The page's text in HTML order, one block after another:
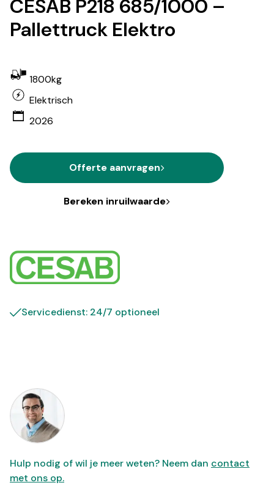
CESAB P218 685/1000 –
Pallettruck Elektro
1800kg
Elektrisch
2026
Offerte aanvragen
Bereken inruilwaarde
Servicedienst: 24/7 optioneel
Hulp nodig of wil je meer weten? Neem dan contact
met ons op.